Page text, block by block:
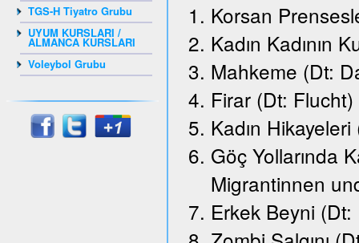
TGS-H Tiyatro Grubu
UYUM KURSLARI /
ALMANCA KURSLARI
Voleybol Grubu
Korsan
Kadın Kadının
Mahkeme (Dt:
Firar (Dt: Flucht)
Kadın
Göç Yollarında
Migrantinnen
Erkek Beyni